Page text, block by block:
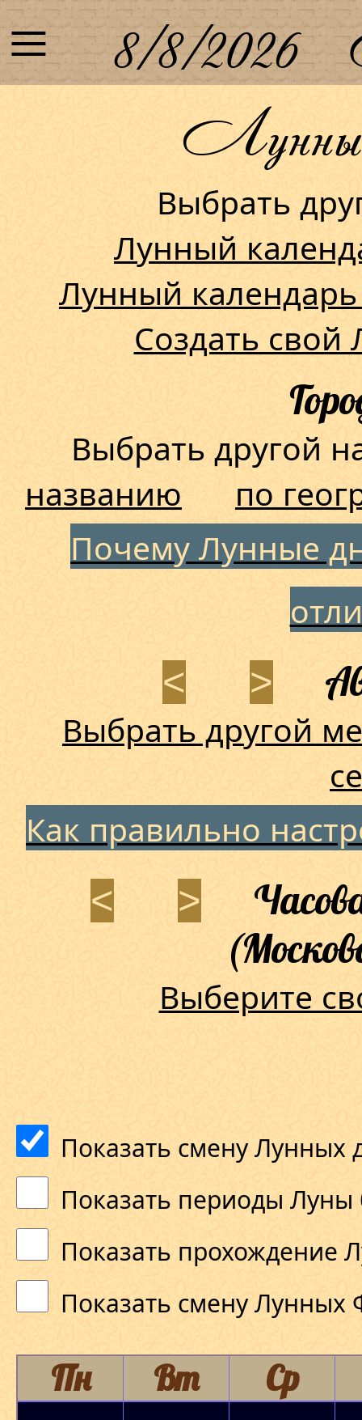
≡ 8/8/2026
Лунный
Выбрать
Лунный
Лунный
Создать
Выбрать другой
названию
по
Почему Лунные
< >
Выбрать другой
Как правильно
< >
Выберите
Показать смену Лунных
Показать периоды Луны
Показать прохождение
Показать смену Лунных
Пн Вт Ср